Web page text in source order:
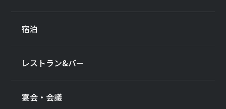
宿泊
レストラン&バー
宴会・会議